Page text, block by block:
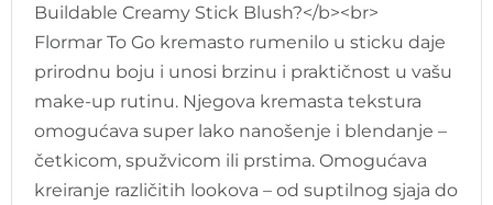
Buildable Creamy Stick Blush?</b><br>
Flormar To Go kremasto rumenilo u sticku daje
prirodnu boju i unosi brzinu i praktičnost u vašu
make-up rutinu. Njegova kremasta tekstura
omogućava super lako nanošenje i blendanje –
četkicom, spužvicom ili prstima. Omogućava
kreiranje različitih lookova – od suptilnog sjaja do